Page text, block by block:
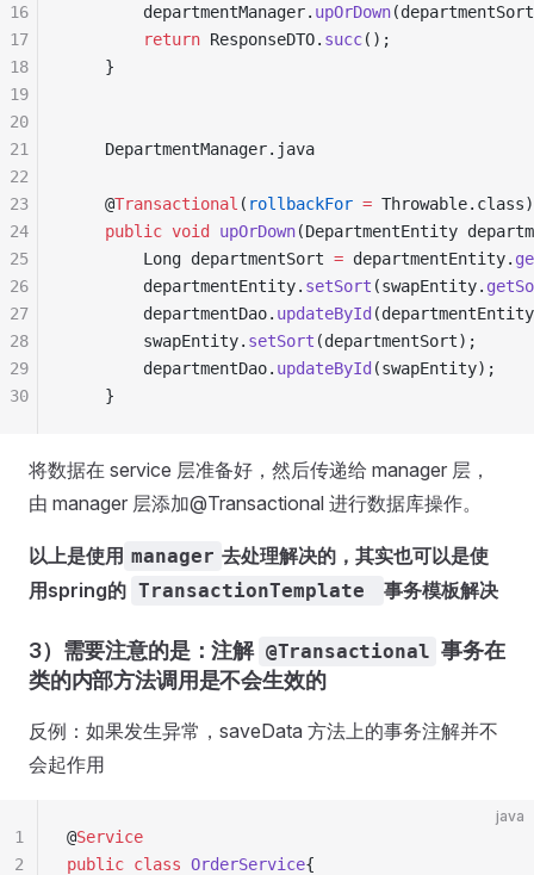
        departmentManager
. upOrDown(departmentSort
        return
ResponseDTO. succ();
    }
    DepartmentManager
. java
    @
Transactional ( rollbackFor = Throwable. class)
    public
void upOrDown(DepartmentEntity
        Long
departmentSort = departmentEntity.
        departmentEntity
. setSort (swapEntity.
        departmentDao
. updateById (departmentEntity
        swapEntity
. setSort (departmentSort);
        departmentDao
. updateById (swapEntity);
    }
16
17
18
19
20
21
22
23
24
25
26
27
28
29
30
将数据在 service 层准备好，然后传递给 manager 层，
由 manager 层添加@Transactional 进行数据库操作。
以上是使用 manager 去处理解决的，其实也可以是使
用spring的 TransactionTemplate 事务模板解决
3）需要注意的是：注解 @Transactional 事务在
类的内部方法调用是不会生效的
反例：如果发生异常，saveData 方法上的事务注解并不
会起作用
java
@Service
public class OrderService{
1
2